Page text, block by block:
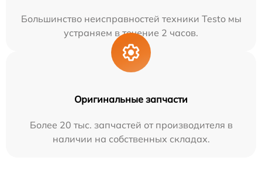
Большинство неисправностей техники Testo мы
устраняем в течение 2 часов.
Оригинальные запчасти
Более 20 тыс. запчастей от производителя в
наличии на собственных складах.